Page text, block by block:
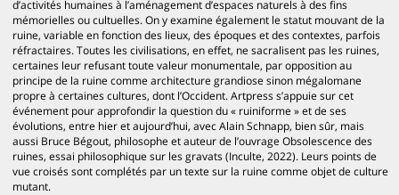
d’activités humaines à l’aménagement d’espaces naturels à des fins
mémorielles ou cultuelles. On y examine également le statut mouvant de la
ruine, variable en fonction des lieux, des époques et des contextes, parfois
réfractaires. Toutes les civilisations, en effet, ne sacralisent pas les ruines,
certaines leur refusant toute valeur monumentale, par opposition au
principe de la ruine comme architecture grandiose sinon mégalomane
propre à certaines cultures, dont l’Occident. Artpress s’appuie sur cet
événement pour approfondir la question du « ruiniforme » et de ses
évolutions, entre hier et aujourd’hui, avec Alain Schnapp, bien sûr, mais
aussi Bruce Bégout, philosophe et auteur de l’ouvrage Obsolescence des
ruines, essai philosophique sur les gravats (Inculte, 2022). Leurs points de
vue croisés sont complétés par un texte sur la ruine comme objet de culture
mutant.